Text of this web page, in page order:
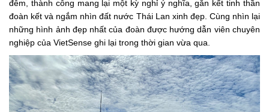
đêm, thành công mang lại một kỳ nghỉ ý nghĩa, gắn kết tinh thần
đoàn kết và ngắm nhìn đất nước Thái Lan xinh đẹp. Cùng nhìn lại
những hình ảnh đẹp nhất của đoàn được hướng dẫn viên chuyên
nghiệp của VietSense ghi lại trong thời gian vừa qua.